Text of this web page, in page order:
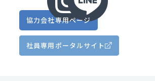
協力会社専用ページ
社員専用 ポータルサイト